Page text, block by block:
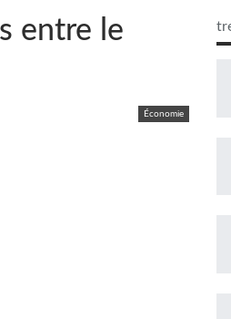
entre le
Économie